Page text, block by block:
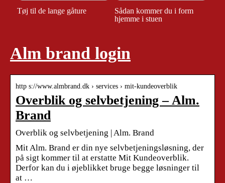
Tøj til de lange gåture
Sådan kommer du i form
hjemme i stuen
Alm brand login
http s://www.almbrand.dk › services › mit-kundeoverblik
Overblik og selvbetjening – Alm.
Brand
Overblik og selvbetjening | Alm. Brand
Mit Alm. Brand er din nye selvbetjeningsløsning, der
på sigt kommer til at erstatte Mit Kundeoverblik.
Derfor kan du i øjeblikket bruge begge løsninger til
at …